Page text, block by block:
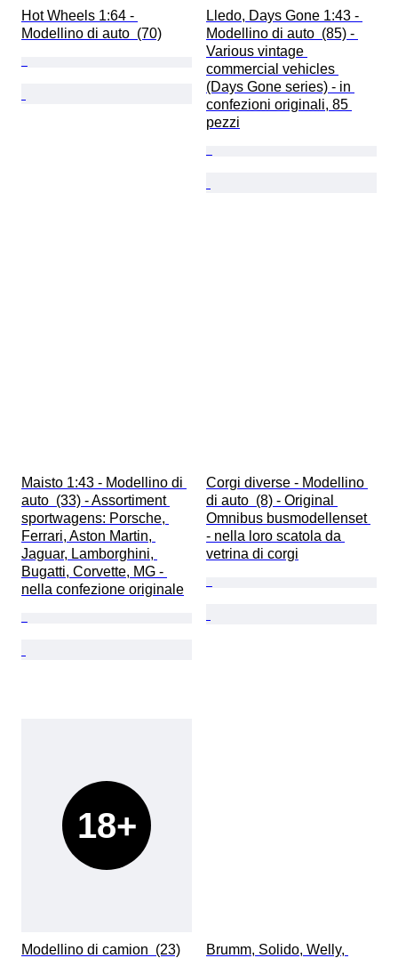
Hot Wheels 1:64 -
Modellino di auto  (70)
Lledo, Days Gone 1:43 -
Modellino di auto  (85) -
Various vintage
commercial vehicles
(Days Gone series) - in
confezioni originali, 85
pezzi
Maisto 1:43 - Modellino di
auto  (33) - Assortiment
sportwagens: Porsche,
Ferrari, Aston Martin,
Jaguar, Lamborghini,
Bugatti, Corvette, MG -
nella confezione originale
Corgi diverse - Modellino
di auto  (8) - Original
Omnibus busmodellenset
- nella loro scatola da
vetrina di corgi
18+
Modellino di camion  (23)
Brumm, Solido, Welly,